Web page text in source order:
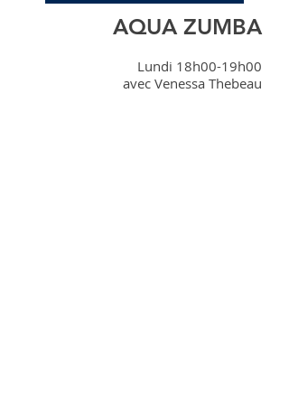
AQUA ZUMBA
Lundi 18h00-19h00
avec Venessa Thebeau